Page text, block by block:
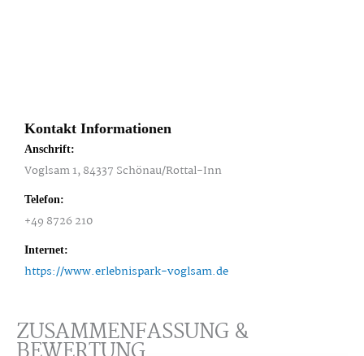
Kontakt Informationen
Anschrift:
Voglsam 1, 84337 Schönau/Rottal-Inn
Telefon:
+49 8726 210
Internet:
https://www.erlebnispark-voglsam.de
ZUSAMMENFASSUNG &